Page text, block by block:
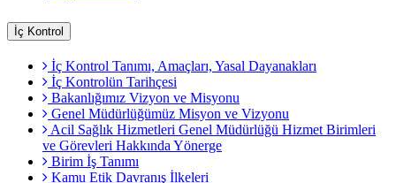
İç Kontrol
İç Kontrol Tanımı, Amaçları, Yasal Dayanakları
İç Kontrolün Tarihçesi
Bakanlığımız Vizyon ve Misyonu
Genel Müdürlüğümüz Misyon ve Vizyonu
Acil Sağlık Hizmetleri Genel Müdürlüğü Hizmet Birimleri
ve Görevleri Hakkında Yönerge
Birim İş Tanımı
Kamu Etik Davranış İlkeleri